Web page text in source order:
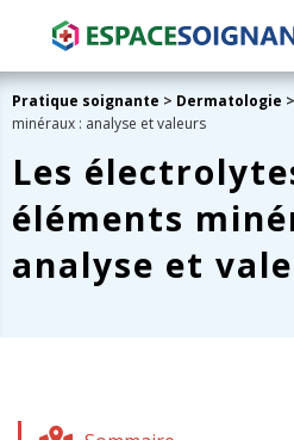
Pratique soignante > Dermatologie >
minéraux : analyse et valeurs
Les
éléments
analyse et